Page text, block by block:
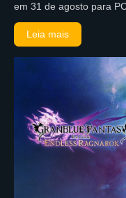
em 31 de agosto para
Leia mais